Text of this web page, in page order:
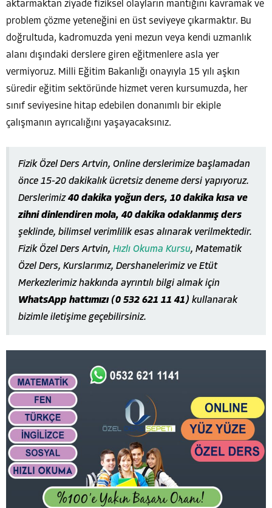
aktarmaktan ziyade fiziksel olayların mantığını kavramak ve
problem çözme yeteneğini en üst seviyeye çıkarmaktır. Bu
doğrultuda, kadromuzda yeni mezun veya kendi uzmanlık
alanı dışındaki derslere giren eğitmenlere asla yer
vermiyoruz. Milli Eğitim Bakanlığı onayıyla 15 yılı aşkın
süredir eğitim sektöründe hizmet veren kursumuzda, her
sınıf seviyesine hitap edebilen donanımlı bir ekiple
çalışmanın ayrıcalığını yaşayacaksınız.
Fizik Özel Ders Artvin, Online derslerimize başlamadan
önce 15-20 dakikalık ücretsiz deneme dersi yapıyoruz.
Derslerimiz40 dakika yoğun ders, 10 dakika kısa ve
zihni dinlendiren mola, 40 dakika odaklanmış ders
şeklinde, bilimsel verimlilik esas alınarak verilmektedir.
Fizik Özel Ders Artvin, Hızlı Okuma Kursu, Matematik
Özel Ders, Kurslarımız, Dershanelerimiz ve Etüt
Merkezlerimiz hakkında ayrıntılı bilgi almak için
WhatsApp hattımızı (0 532 621 11 41) kullanarak
bizimle iletişime geçebilirsiniz.